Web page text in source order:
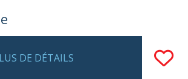
DE DÉTAILS